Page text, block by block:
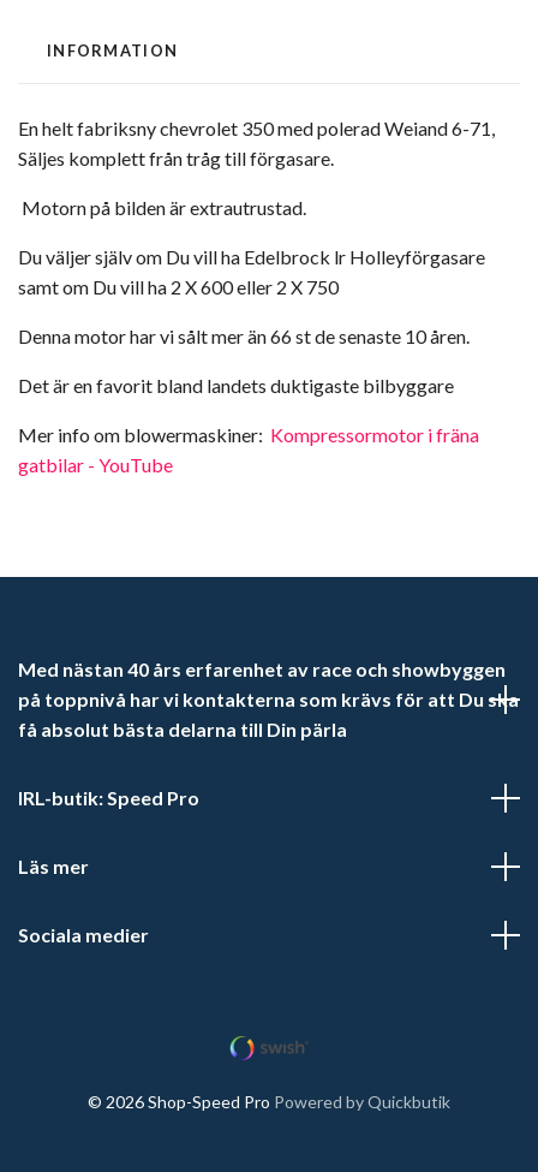
INFORMATION
En helt fabriksny chevrolet 350 med polerad Weiand 6-71,
Säljes komplett från tråg till förgasare.
Motorn på bilden är extrautrustad.
Du väljer själv om Du vill ha Edelbrock lr Holleyförgasare
samt om Du vill ha 2 X 600 eller 2 X 750
Denna motor har vi sålt mer än 66 st de senaste 10 åren.
Det är en favorit bland landets duktigaste bilbyggare
Mer info om blowermaskiner: Kompressormotor i fräna
gatbilar - YouTube
Med nästan 40 års erfarenhet av race och showbyggen
på toppnivå har vi kontakterna som krävs för att Du ska
få absolut bästa delarna till Din pärla
IRL-butik: Speed Pro
Läs mer
Sociala medier
© 2026 Shop-Speed Pro Powered by Quickbutik